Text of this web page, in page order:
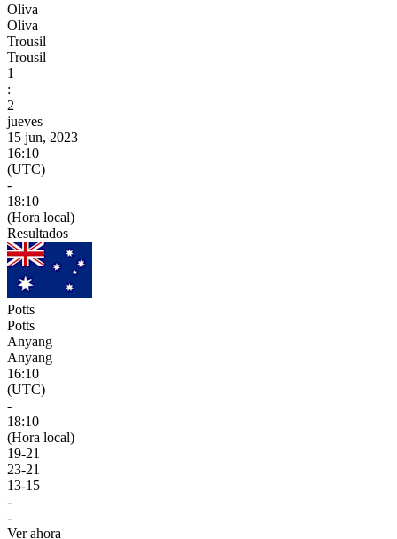
Oliva
Oliva
Trousil
Trousil
1
:
2
jueves
15 jun, 2023
16:10
(UTC)
-
18:10
(Hora local)
Resultados
Potts
Potts
Anyang
Anyang
16:10
(UTC)
-
18:10
(Hora local)
19-21
23-21
13-15
-
-
Ver ahora